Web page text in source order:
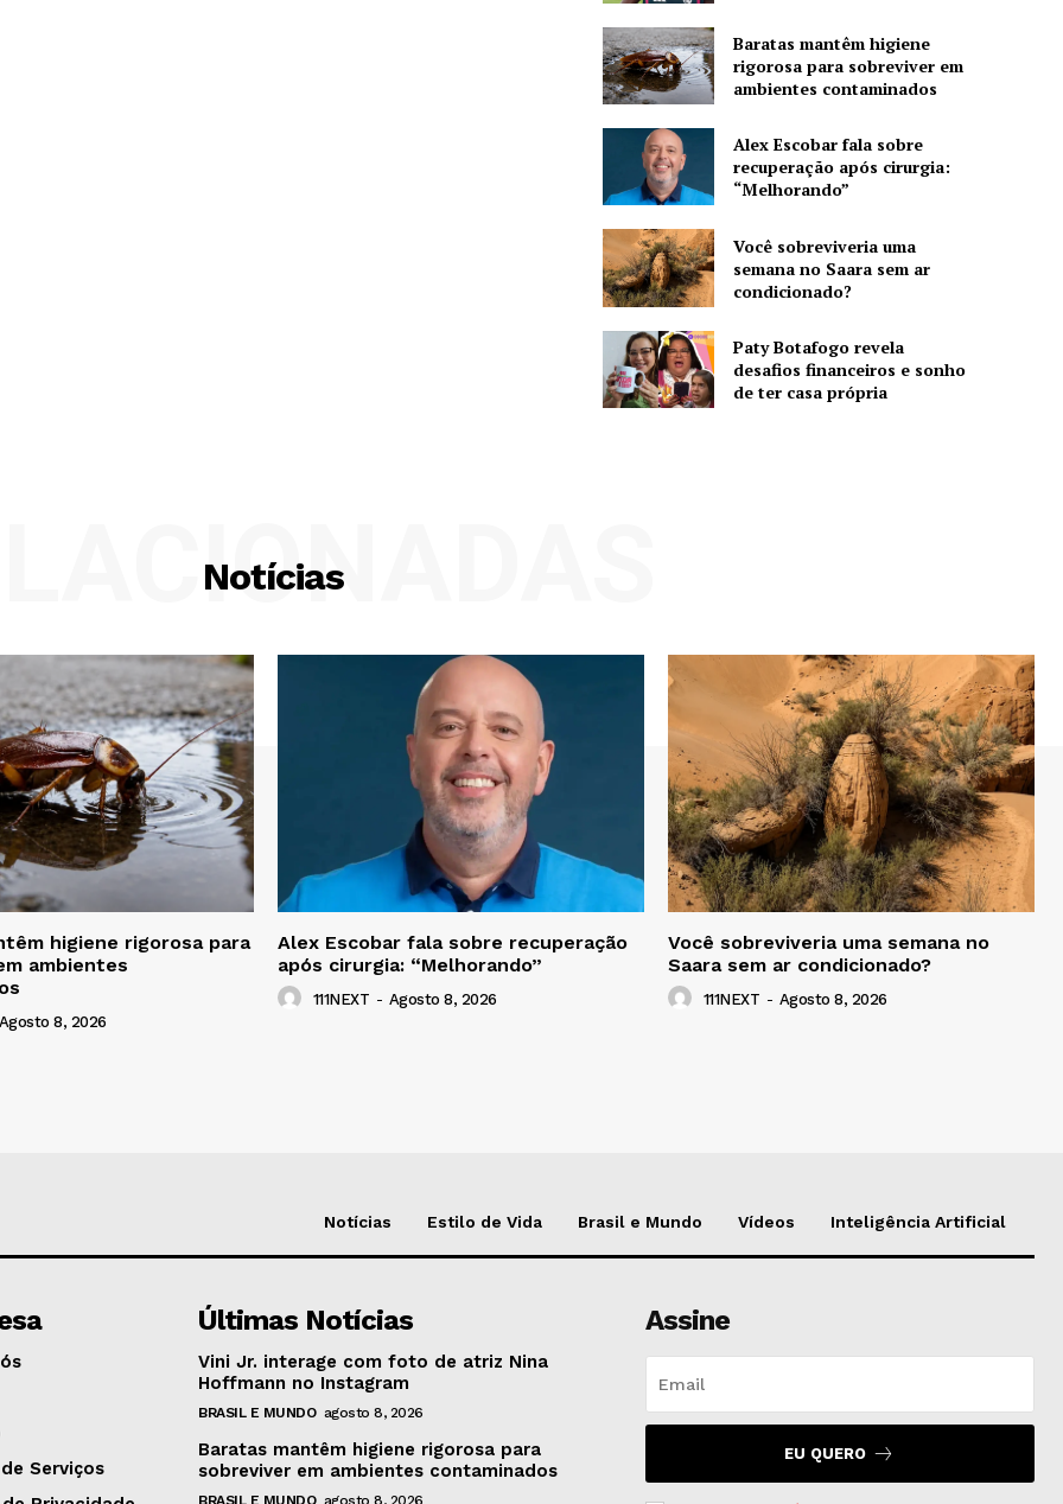
Baratas mantêm higiene
rigorosa para sobreviver em
ambientes contaminados
Alex Escobar fala sobre
recuperação após cirurgia:
“Melhorando”
Você sobreviveria uma
semana no Saara sem ar
condicionado?
Paty Botafogo revela
desafios financeiros e sonho
de ter casa própria
Notícias
higiene rigorosa para
ambientes
Agosto 8, 2026
Alex Escobar fala sobre recuperação
após cirurgia: “Melhorando”
111NEXT - Agosto 8, 2026
Você sobreviveria uma semana no
Saara sem ar condicionado?
111NEXT - Agosto 8, 2026
Notícias Estilo de Vida Brasil e Mundo Vídeos Inteligência Artificial
Serviços
Últimas Notícias
Vini Jr. interage com foto de atriz Nina
Hoffmann no Instagram
BRASIL E MUNDO agosto 8, 2026
Baratas mantêm higiene rigorosa para
sobreviver em ambientes contaminados
BRASIL E MUNDO agosto 8, 2026
Assine
EU QUERO